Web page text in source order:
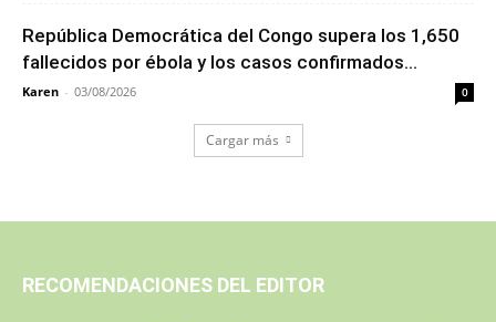
República Democrática del Congo supera los 1,650
fallecidos por ébola y los casos confirmados...
Karen - 03/08/2026 0
Cargar más
RECOMENDACIONES DEL EDITOR